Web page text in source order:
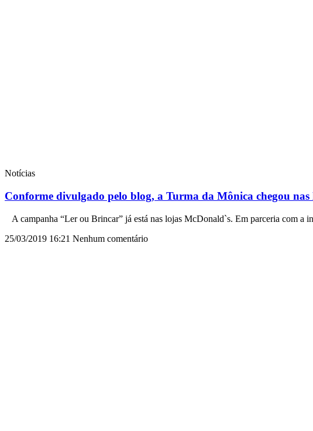
Notícias
Conforme divulgado pelo blog, a Turma da Mônica chegou
A campanha “Ler ou Brincar” já está nas lojas McDonald`s. Em parceria com a
25/03/2019 16:21 Nenhum comentário